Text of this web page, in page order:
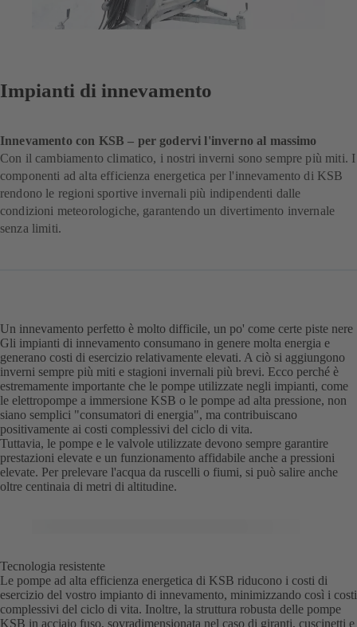
Impianti di innevamento
Innevamento con KSB – per godervi l'inverno al massimo
Con il cambiamento climatico, i nostri inverni sono sempre più miti. I
componenti ad alta efficienza energetica per l'innevamento di KSB
rendono le regioni sportive invernali più indipendenti dalle
condizioni meteorologiche, garantendo un divertimento invernale
senza limiti.
Un innevamento perfetto è molto difficile, un po' come certe piste nere
Gli impianti di innevamento consumano in genere molta energia e
generano costi di esercizio relativamente elevati. A ciò si aggiungono
inverni sempre più miti e stagioni invernali più brevi. Ecco perché è
estremamente importante che le pompe utilizzate negli impianti, come
le elettropompe a immersione KSB o le pompe ad alta pressione, non
siano semplici "consumatori di energia", ma contribuiscano
positivamente ai costi complessivi del ciclo di vita.
Tuttavia, le pompe e le valvole utilizzate devono sempre garantire
prestazioni elevate e un funzionamento affidabile anche a pressioni
elevate. Per prelevare l'acqua da ruscelli o fiumi, si può salire anche
oltre centinaia di metri di altitudine.
Tecnologia resistente
Le pompe ad alta efficienza energetica di KSB riducono i costi di
esercizio del vostro impianto di innevamento, minimizzando così i costi
complessivi del ciclo di vita. Inoltre, la struttura robusta delle pompe
KSB in acciaio fuso, sovradimensionata nel caso di giranti, cuscinetti e